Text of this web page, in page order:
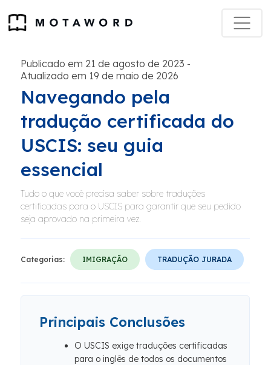
Publicado em 21 de agosto de 2023 -
Atualizado em 19 de maio de 2026
Navegando pela
tradução certificada do
USCIS: seu guia
essencial
Tudo o que você precisa saber sobre traduções
certificadas para o USCIS para garantir que seu pedido
seja aprovado na primeira vez.
Categorias: IMIGRAÇÃO TRADUÇÃO JURADA
Principais Conclusões
O USCIS exige traduções certificadas
para o inglês de todos os documentos